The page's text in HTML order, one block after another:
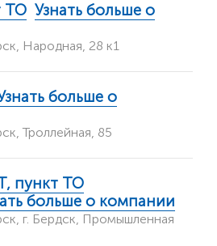
ТО Узнать больше о
Народная, 28 к1
больше о
Троллейная, 85
пункт ТО
больше о компании
г. Бердск, Промышленная